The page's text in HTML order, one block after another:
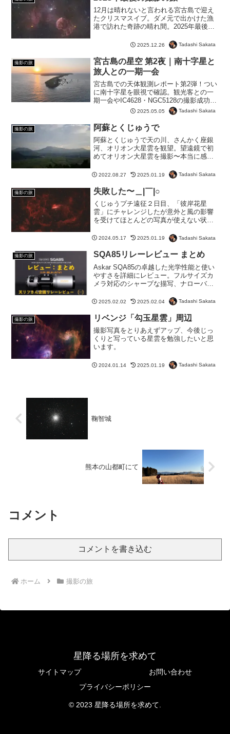
12月は晴れないと言われる宮古島で迎え
たクリスマスイブ。ダメ元で出かけた漁
港で訪れた奇跡の晴れ間。2025年最後の
クラゲ星雲をRGBで記録しました。
2025.12.26 Tadashi Sakata
撮影の旅
宮古島の星空 第2夜｜南十字星と
旅人との一期一会
宮古島での天体観測レポート第2弾！つい
に南十字星を眼視で確認。観光客との一
期一会やIC4628・NGC5128の撮影成功も
記録。星空と人の出会いに感動！
2025.05.05 Tadashi Sakata
撮影の旅 阿蘇とくじゅうで
阿蘇とくじゅうで天の川、さんかく座銀
河、オリオン大星雲を観望。望遠鏡で初
めてオリオン大星雲を撮影〜本当に感動
2022.08.27 2025.01.19 Tadashi Sakata
撮影の旅 失敗した〜＿|￣|○
くじゅうプチ遠征２日目、「彼岸花星
雲」にチャレンジしたが意外と風の影響
を受けてほとんどの写真が使えない状態
レートしたがやはり満足いく結果は得ら
れなかった。また、後日再チャレンジで
すな❗
2024.05.17 2025.01.19 Tadashi Sakata
撮影の旅 SQA85リレーレビュー まとめ
Askar SQA85の卓越した光学性能と使い
やすさを詳細にレビュー。フルサイズカ
メラ対応のシャープな描写、ナローバン
真家必見の内容です。
2025.02.02 2025.02.04 Tadashi Sakata
撮影の旅 リベンジ「勾玉星雲」周辺
撮影写真をとりあえずアップ、今後じっ
くりと写っている星雲を勉強したいと思
います。
2024.01.14 2025.01.19 Tadashi Sakata
鞠智城
熊本の山都町にて
コメント
コメントを書き込む
ホーム 撮影の旅
星降る場所を求めて
サイトマップ
お問い合わせ
プライバシーポリシー
© 2023 星降る場所を求めて.